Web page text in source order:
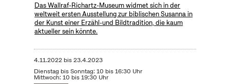
Das Wallraf-Richartz-Museum widmet sich in der
weltweit ersten Ausstellung zur biblischen Susanna in
der Kunst einer Erzähl-und Bildtradition, die kaum
aktueller sein könnte.
4.11.2022bis23.4.2023
Dienstag bis Sonntag: 10 bis 16:30 Uhr
Mittwoch: 10 bis 19:30 Uhr